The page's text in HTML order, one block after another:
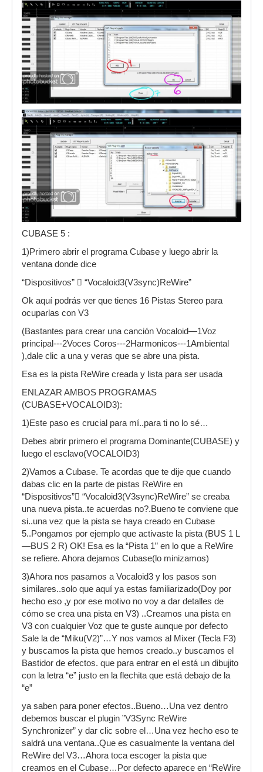
CUBASE 5 :
1)Primero abrir el programa Cubase y luego abrir la
ventana donde dice
“Dispositivos”  “Vocaloid3(V3sync)ReWire”
Ok aquí podrás ver que tienes 16 Pistas Stereo para
ocuparlas con V3
(Bastantes para crear una canción Vocaloid—1Voz
principal---2Voces Coros---2Harmonicos---1Ambiental
),dale clic a una y veras que se abre una pista.
Esa es la pista ReWire creada y lista para ser usada
ENLAZAR AMBOS PROGRAMAS
(CUBASE+VOCALOID3):
1)Este paso es crucial para mí..para ti no lo sé…
Debes abrir primero el programa Dominante(CUBASE) y
luego el esclavo(VOCALOID3)
2)Vamos a Cubase. Te acordas que te dije que cuando
dabas clic en la parte de pistas ReWire en
“Dispositivos” “Vocaloid3(V3sync)ReWire” se creaba
una nueva pista..te acuerdas no?.Bueno te conviene que
si..una vez que la pista se haya creado en Cubase
5..Pongamos por ejemplo que activaste la pista (BUS 1 L
—BUS 2 R) OK! Esa es la “Pista 1” en lo que a ReWire
se refiere. Ahora dejamos Cubase(lo minizamos)
3)Ahora nos pasamos a Vocaloid3 y los pasos son
similares..solo que aquí ya estas familiarizado(Doy por
hecho eso ,y por ese motivo no voy a dar detalles de
cómo se crea una pista en V3) ..Creamos una pista en
V3 con cualquier Voz que te guste aunque por defecto
Sale la de “Miku(V2)”…Y nos vamos al Mixer (Tecla F3)
y buscamos la pista que hemos creado..y buscamos el
Bastidor de efectos. que para entrar en el está un dibujito
con la letra “e” justo en la flechita que está debajo de la
“e”
ya saben para poner efectos..Bueno…Una vez dentro
debemos buscar el plugin ”V3Sync ReWire
Synchronizer” y dar clic sobre el…Una vez hecho eso te
saldrá una ventana..Que es casualmente la ventana del
ReWire del V3…Ahora toca escoger la pista que
creamos en el Cubase…Por defecto aparece en “ReWire